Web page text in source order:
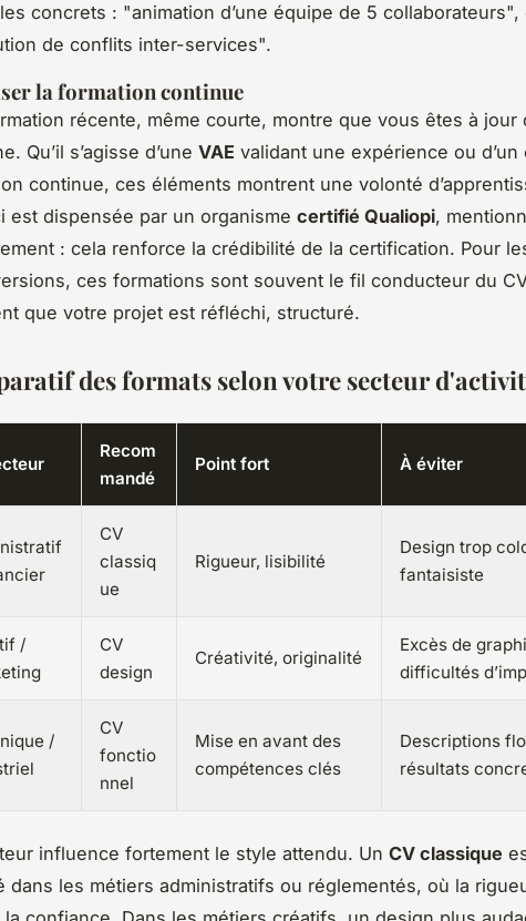
concrets : "animation d’une équipe de 5 collaborateurs",
de conflits inter-services".
la formation continue
récente, même courte, montre que vous êtes à jour
Qu’il s’agisse d’une VAE validant une expérience ou
continue, ces éléments montrent une volonté
est dispensée par un organisme certifié Qualiopi,
: cela renforce la crédibilité de la certification. Pour
ces formations sont souvent le fil conducteur du
que votre projet est réfléchi, structuré.
des formats selon votre secteur
Recom
mandé
Point fort À éviter
CV
classiq
ue
Rigueur, lisibilité
Design trop
fantaisiste
/
CV
design
Créativité, originalité
Excès de
difficultés
/
CV
fonctio
nnel
Mise en avant des
compétences clés
Descriptions
résultats
influence fortement le style attendu. Un CV classique
dans les métiers administratifs ou réglementés, où la